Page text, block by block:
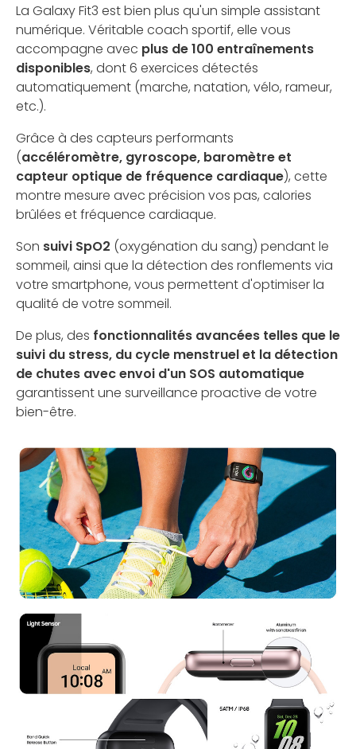
La Galaxy Fit3 est bien plus qu'un simple assistant
numérique. Véritable coach sportif, elle vous
accompagne avec plus de 100 entraînements
disponibles, dont 6 exercices détectés
automatiquement (marche, natation, vélo, rameur,
etc.).
Grâce à des capteurs performants
(accéléromètre, gyroscope, baromètre et
capteur optique de fréquence cardiaque), cette
montre mesure avec précision vos pas, calories
brûlées et fréquence cardiaque.
Son suivi SpO2 (oxygénation du sang) pendant le
sommeil, ainsi que la détection des ronflements via
votre smartphone, vous permettent d'optimiser la
qualité de votre sommeil.
De plus, des fonctionnalités avancées telles que le
suivi du stress, du cycle menstruel et la détection
de chutes avec envoi d'un SOS automatique
garantissent une surveillance proactive de votre
bien-être.